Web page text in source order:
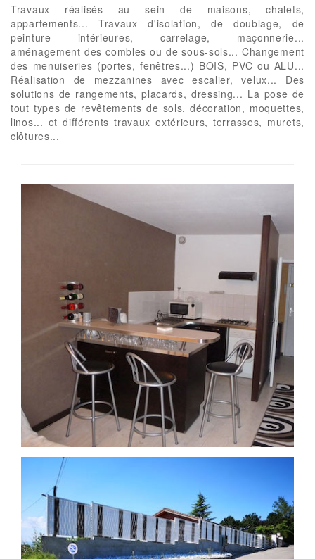
Travaux réalisés au sein de maisons, chalets,
appartements... Travaux d'isolation, de doublage, de
peinture intérieures, carrelage, maçonnerie...
aménagement des combles ou de sous-sols... Changement
des menuiseries (portes, fenêtres...) BOIS, PVC ou ALU...
Réalisation de mezzanines avec escalier, velux... Des
solutions de rangements, placards, dressing... La pose de
tout types de revêtements de sols, décoration, moquettes,
linos... et différents travaux extérieurs, terrasses, murets,
clôtures...